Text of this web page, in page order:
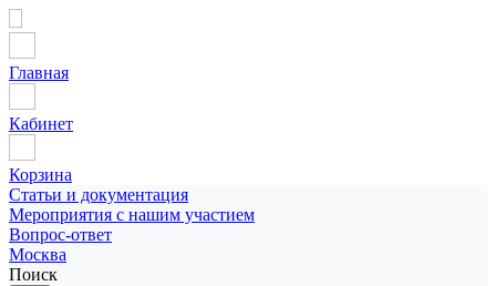
Главная
Кабинет
Корзина
Статьи и документация
Мероприятия с нашим участием
Вопрос-ответ
Москва
Поиск